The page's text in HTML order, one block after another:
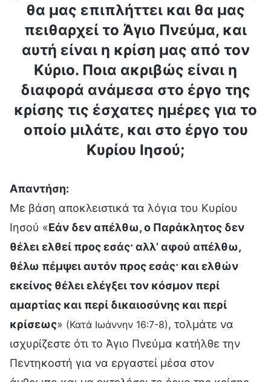
θα μας επιπλήττει και θα μας
πειθαρχεί το Άγιο Πνεύμα, και
αυτή είναι η κρίση μας από τον
Κύριο. Ποια ακριβώς είναι η
διαφορά ανάμεσα στο έργο της
κρίσης τις έσχατες ημέρες για το
οποίο μιλάτε, και στο έργο του
Κυρίου Ιησού;
Απαντήση:
Με βάση αποκλειστικά τα λόγια του Κυρίου
Ιησού «Εάν δεν απέλθω, ο Παράκλητος δεν
θέλει ελθεί προς εσάς· αλλ’ αφού απέλθω,
θέλω πέμψει αυτόν προς εσάς· και ελθών
εκείνος θέλει ελέγξει τον κόσμον περί
αμαρτίας και περί δικαιοσύνης και περί
κρίσεως» (Κατά Ιωάννην 16:7-8) , τολμάτε να
ισχυρίζεστε ότι το Άγιο Πνεύμα κατήλθε την
Πεντηκοστή για να εργαστεί μέσα στον